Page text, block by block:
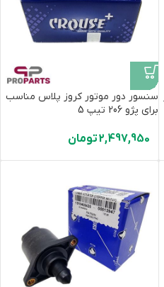
سنسور دور موتور کروز پلاس مناسب
برای پژو 206 تیپ 5
2,497,950تومان